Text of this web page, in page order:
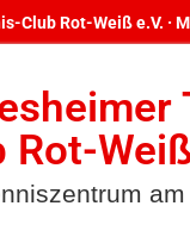
Club Rot-Weiß e.V. ·
Rot-